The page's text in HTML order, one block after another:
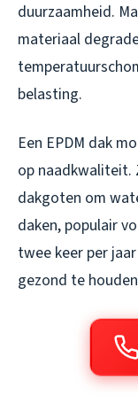
duurzaamheid.
materiaal
belasting.
Een EPDM dak
op naadkwaliteit.
dakgoten om
daken, populair
twee keer per
gezond te